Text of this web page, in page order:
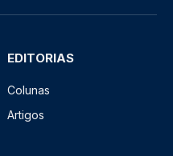
EDITORIAS
Colunas
Artigos